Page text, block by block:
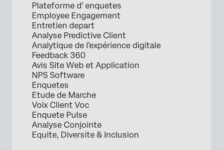
Plateforme d' enquetes
Employee Engagement
Entretien depart
Analyse Predictive Client
Analytique de l'expérience digitale
Feedback 360
Avis Site Web et Application
NPS Software
Enquetes
Etude de Marche
Voix Client Voc
Enquete Pulse
Analyse Conjointe
Equite, Diversite & Inclusion